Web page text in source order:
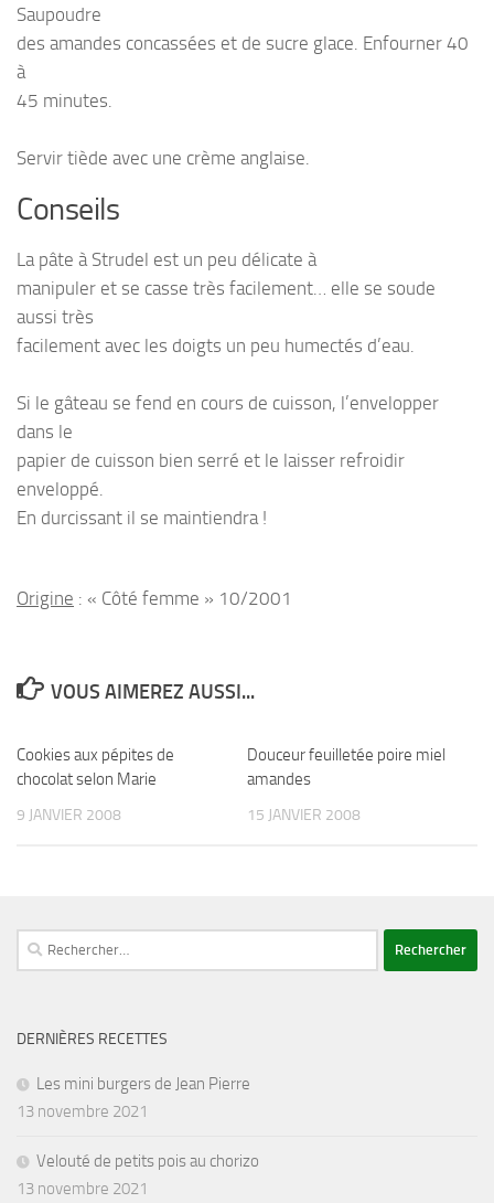
Saupoudre
des amandes concassées et de sucre glace. Enfourner 40
à
45 minutes.
Servir tiède avec une crème anglaise.
Conseils
La pâte à Strudel est un peu délicate à
manipuler et se casse très facilement… elle se soude
aussi très
facilement avec les doigts un peu humectés d’eau.
Si le gâteau se fend en cours de cuisson, l’envelopper
dans le
papier de cuisson bien serré et le laisser refroidir
enveloppé.
En durcissant il se maintiendra !
Origine : « Côté femme » 10/2001
VOUS AIMEREZ AUSSI...
Cookies aux pépites de
chocolat selon Marie
9 JANVIER 2008
Douceur feuilletée poire miel
amandes
15 JANVIER 2008
Rechercher :
DERNIÈRES RECETTES
Les mini burgers de Jean Pierre
13 novembre 2021
Velouté de petits pois au chorizo
13 novembre 2021